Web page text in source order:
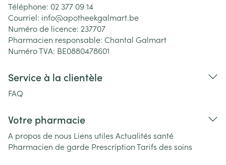
Téléphone: 02 377 09 14
Courriel: info@apotheekgalmart.be
Numéro de licence: 237707
Pharmacien responsable: Chantal Galmart
Numéro TVA: BE0880478601
Service à la clientèle
FAQ
Votre pharmacie
A propos de nous Liens utiles Actualités santé
Pharmacien de garde PrescriptionTarifs des soins